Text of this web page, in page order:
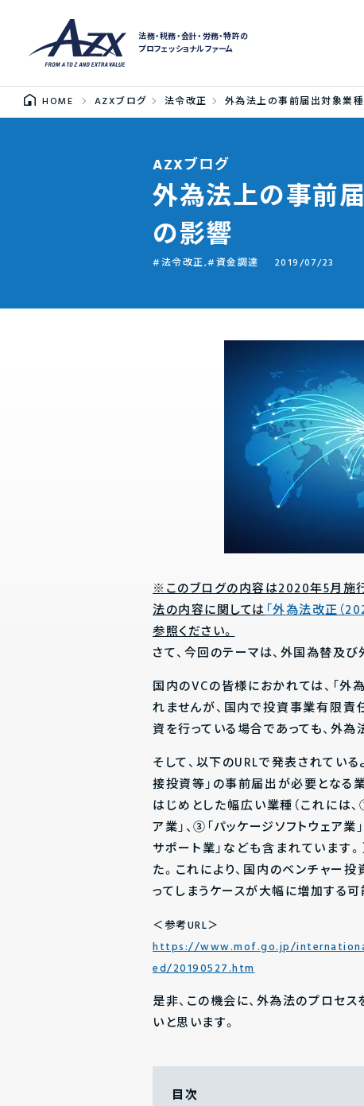
法務・税務・会計・労務・特許の
プロフェッショナルファーム
HOME AZXブログ 法令改正 外為法上の事前届出対象業
AZXブログ
外為法上の事前
の影響
法令改正, 資金調達 2019/07/23
※このブログの内容は2020年5月施
法の内容に関しては「外為法改正（
参照ください。
さて、今回のテーマは、外国為替及び
国内のVCの皆様におかれては、「外
れませんが、国内で投資事業有限責
資を行っている場合であっても、外
そして、以下のURLで発表されてい
接投資等」の事前届出が必要となる
はじめとした幅広い業種（これには
ア業」、③「パッケージソフトウェア
サポート業」なども含まれています
た。これにより、国内のベンチャー
ってしまうケースが大幅に増加する可
＜参考URL＞
https://www.mof.go.jp/
ed/20190527.htm
是非、この機会に、外為法のプロセ
いと思います。
目次